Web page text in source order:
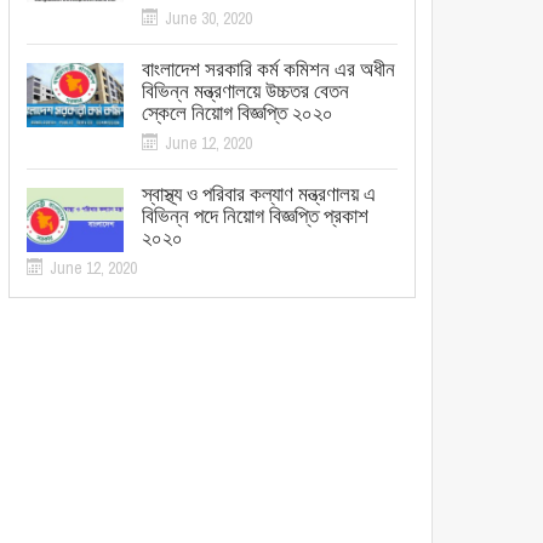
June 30, 2020
বাংলাদেশ সরকারি কর্ম কমিশন এর অধীন
বিভিন্ন মন্ত্রণালয়ে উচ্চতর বেতন
স্কেলে নিয়োগ বিজ্ঞপ্তি ২০২০
June 12, 2020
স্বাস্থ্য ও পরিবার কল্যাণ মন্ত্রণালয় এ
বিভিন্ন পদে নিয়োগ বিজ্ঞপ্তি প্রকাশ
২০২০
June 12, 2020